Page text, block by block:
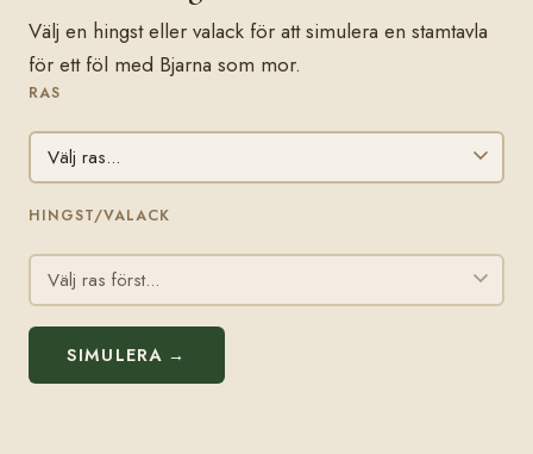
Välj en hingst eller valack för att simulera en stamtavla
för ett föl med Bjarna som mor.
RAS
HINGST/VALACK
SIMULERA →